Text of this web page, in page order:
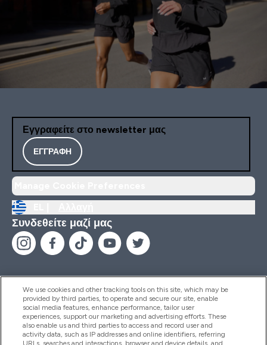
Εγγραφείτε στο newsletter μας
ΕΓΓΡΑΦΉ
Συνδεθείτε μαζί μας
Βοήθεια & Πληροφορίες
Προϊόντα
We use cookies and other tracking tools on this site, which may be
provided by third parties, to operate and secure our site, enable
social media features, enhance performance, tailor user
experiences, support our marketing and advertising efforts. These
also enable us and third parties to access and record user and
activity data, such as IP addresses and online identifiers, referring
URLs, searches and interactions, browser and device details, and